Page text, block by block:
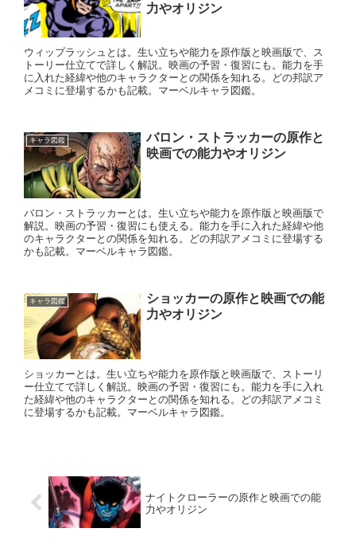
力やオリジン
ウィップラッシュとは。生い立ちや能力を原作版と映画版で、ス
トーリー仕立てで詳しく解説。映画の予習・復習にも。能力を手
に入れた経緯や他のキャラクターとの関係を知れる。どの邦訳ア
メコミに登場するかも記載。マーベルキャラ図鑑。
キャラ図鑑
バロン・ストラッカーの原作と
映画での能力やオリジン
バロン・ストラッカーとは。生い立ちや能力を原作版と映画版で
解説。映画の予習・復習にも使える。能力を手に入れた経緯や他
のキャラクターとの関係を知れる。どの邦訳アメコミに登場する
かも記載。マーベルキャラ図鑑。
キャラ図鑑
ショッカーの原作と映画での能
力やオリジン
ショッカーとは。生い立ちや能力を原作版と映画版で、ストーリ
ー仕立てで詳しく解説。映画の予習・復習にも。能力を手に入れ
た経緯や他のキャラクターとの関係を知れる。どの邦訳アメコミ
に登場するかも記載。マーベルキャラ図鑑。
ナイトクローラーの原作と映画での能
力やオリジン